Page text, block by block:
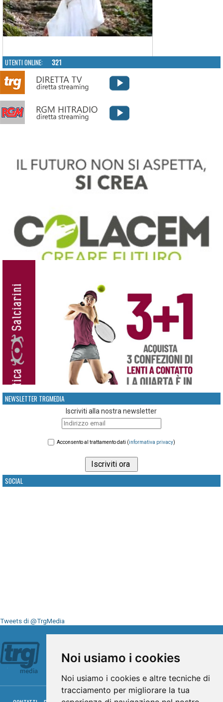
Noi usiamo i cookies
Noi usiamo i cookies e altre tecniche di
tracciamento per migliorare la tua
UTENTI ONLINE: 321
NEWSLETTER TRGMEDIA
Iscriviti alla nostra newsletter
Acconsento al trattamento dati (informativa privacy)
SOCIAL
Tweets di @TrgMedia